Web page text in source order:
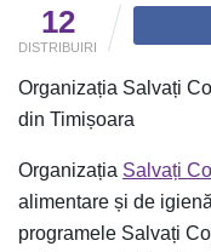
12
DISTRIBUIRI
Organizația Salvați
din Timișoara
Organizația Salvați
alimentare și de
programele Salvați